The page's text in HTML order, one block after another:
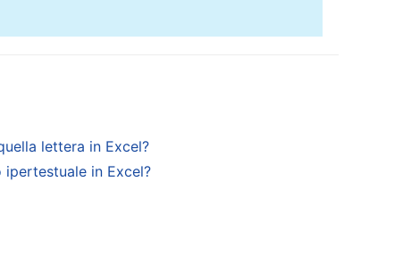
lettera in Excel?
in Excel?